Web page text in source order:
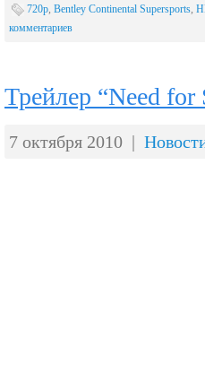
720p, Bentley Continental Supersports,
комментариев
Трейлер “Need for
7 октября 2010 |